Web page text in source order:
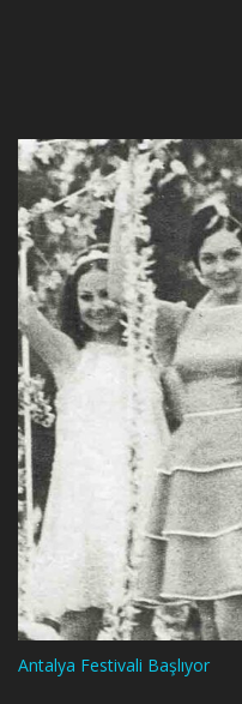
Antalya Festivali Başlıyor